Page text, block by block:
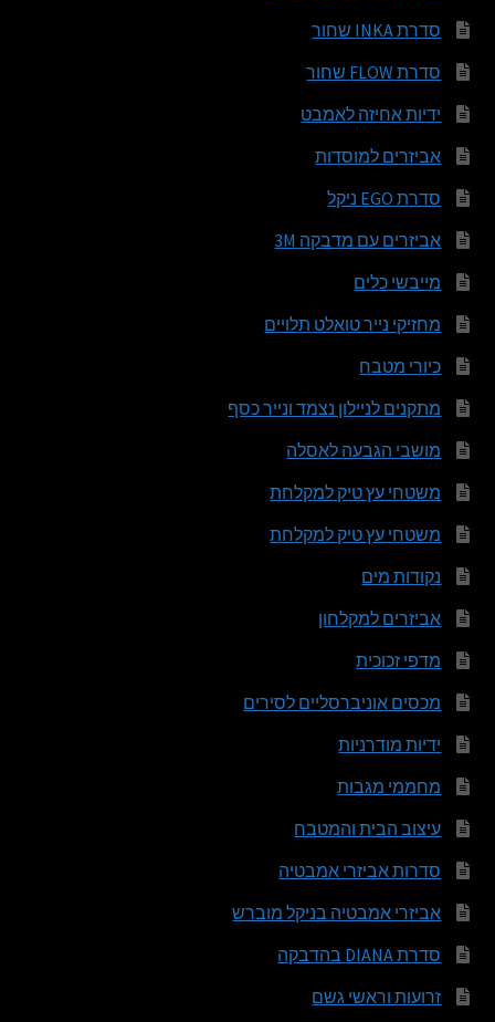
סדרת INKA שחור
סדרת FLOW שחור
ידיות אחיזה לאמבט
אביזרים למוסדות
סדרת EGO ניקל
אביזרים עם מדבקה 3M
מייבשי כלים
מחזיקי נייר טואלט תלויים
כיורי מטבח
מתקנים לניילון נצמד ונייר כסף
מושבי הגבעה לאסלה
משטחי עץ טיק למקלחת
משטחי עץ טיק למקלחת
נקודות מים
אביזרים למקלחון
מדפי זכוכית
מכסים אוניברסליים לסירים
ידיות מודרניות
מחממי מגבות
עיצוב הבית והמטבח
סדרות אביזרי אמבטיה
אביזרי אמבטיה בניקל מוברש
סדרת DIANA בהדבקה
זרועות וראשי גשם